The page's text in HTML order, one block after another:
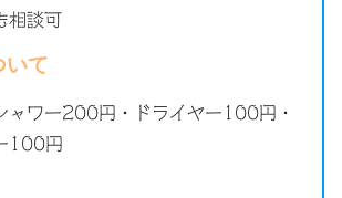
相談可
いて
ャワー200円・ドライヤー100円・
100円